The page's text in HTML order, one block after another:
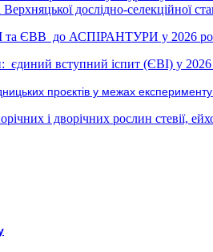
дослідно-селекційної
та ЄВВ до АСПІРАНТУРИ у 2026
єдиний вступний іспит (ЄВІ) у 2026
проєктів у межах експерименту
і дворічних рослин стевії,